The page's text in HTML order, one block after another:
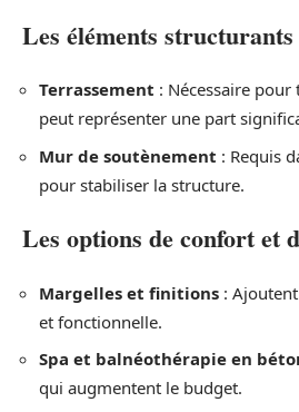
Les éléments structurants
Terrassement : Nécessaire
peut représenter une part
Mur de soutènement : Requis
pour stabiliser la structure.
Les options de confort et
Margelles et finitions :
et fonctionnelle.
Spa et balnéothérapie en
qui augmentent le budget.